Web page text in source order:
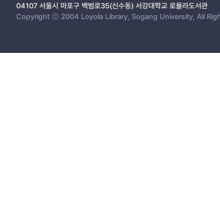
04107 서울시 마포구 백범로35(신수동) 서강대학교 로욜라도서관
Copyright ⓒ 2004 Loyola Library, Sogang University, All